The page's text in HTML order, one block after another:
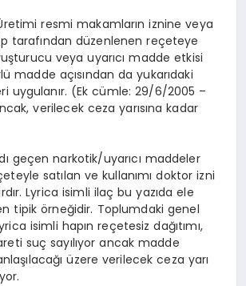
resmi makamların iznine veya
tarafından düzenlenen reçeteye
veya uyarıcı madde etkisi
madde açısından da yukarıdaki
uygulanır. (Ek cümle: 29/6/2005 –
verilecek ceza yarısına kadar
geçen narkotik/uyarıcı maddeler
satılan ve kullanımı doktor izni
Lyrica isimli ilaç bu yazıda ele
tipik örneğidir. Toplumdaki genel
isimli hapın reçetesiz dağıtımı,
suç sayılıyor ancak madde
üzere verilecek ceza yarı